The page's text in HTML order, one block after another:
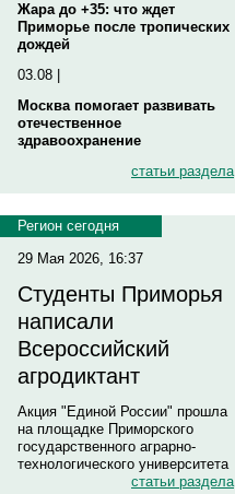
Жара до +35: что ждет
Приморье после тропических
дождей
03.08 |
Москва помогает развивать
отечественное
здравоохранение
статьи раздела
Регион сегодня
29 Мая 2026, 16:37
Студенты Приморья
написали
Всероссийский
агродиктант
Акция "Единой России" прошла
на площадке Приморского
государственного аграрно-
технологического университета
статьи раздела